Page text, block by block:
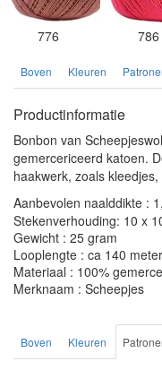
776 786
Boven Kleuren
Productinformatie
Bonbon van
gemercericeerd katoen.
haakwerk, zoals
Aanbevolen naalddikte :
Stekenverhouding: 10 x
Gewicht : 25 gram
Looplengte : ca 140 meter
Materiaal : 100%
Merknaam : Scheepjes
Boven Kleuren